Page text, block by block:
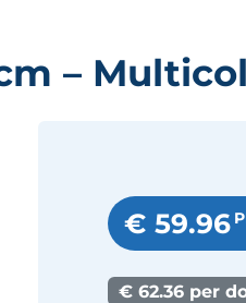
–
€ 59.96
€ 62.36 per